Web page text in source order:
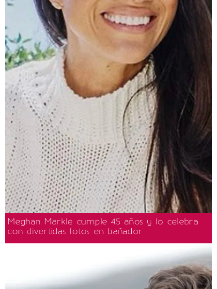
Meghan Markle cumple 45 años y lo celebra
con divertidas fotos en bañador